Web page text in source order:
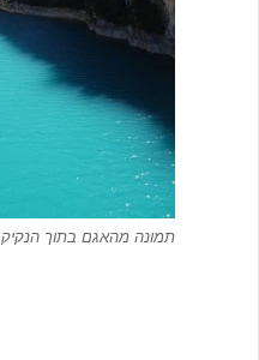
תמונה מהאגם בתוך הנקיק